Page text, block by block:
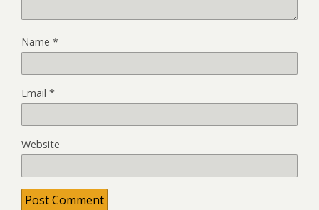
Name *
Email *
Website